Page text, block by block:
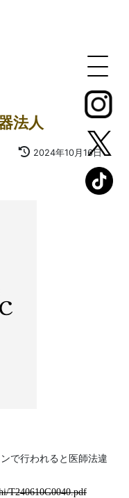
法人
2024年10月16日
で行われると医師法違
T240610G0040.pdf